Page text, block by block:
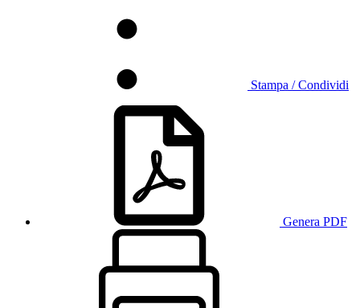
Stampa / Condividi
Genera PDF